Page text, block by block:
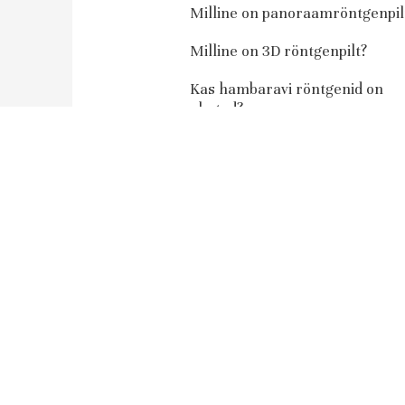
Milline on
Milline on 3D röntgenpilt?
Kas hambaravi röntgenid on
ohutud?